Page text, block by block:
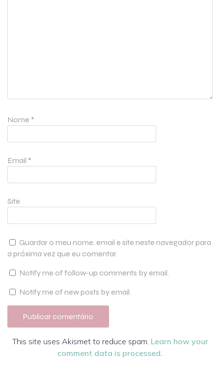
Nome *
Email *
Site
Guardar o meu nome, email e site neste navegador para
a próxima vez que eu comentar.
Notify me of follow-up comments by email.
Notify me of new posts by email.
This site uses Akismet to reduce spam. Learn how your
comment data is processed.